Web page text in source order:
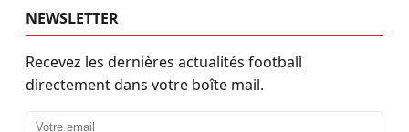
NEWSLETTER
Recevez les dernières actualités football
directement dans votre boîte mail.
Adresse email